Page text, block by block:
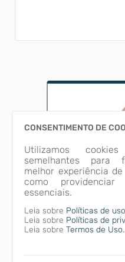
MDB - VEREADOR
CONSENTIMENTO DE
Utilizamos
semelhantes para
melhor experiência
como providenciar
essenciais.
Leia sobre Políticas de
Leia sobre Políticas de
Leia sobre Termos de Uso.